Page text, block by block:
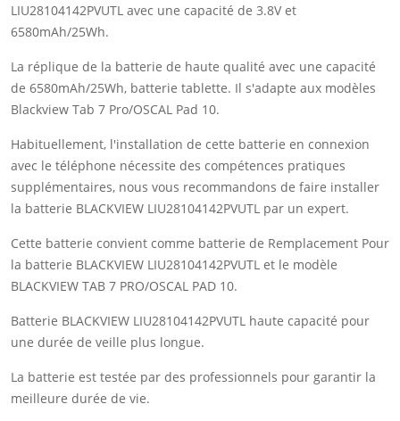
LIU28104142PVUTL avec une capacité de 3.8V et
6580mAh/25Wh.
La réplique de la batterie de haute qualité avec une capacité
de 6580mAh/25Wh, batterie tablette. Il s'adapte aux modèles
Blackview Tab 7 Pro/OSCAL Pad 10.
Habituellement, l'installation de cette batterie en connexion
avec le téléphone nécessite des compétences pratiques
supplémentaires, nous vous recommandons de faire installer
la batterie BLACKVIEW LIU28104142PVUTL par un expert.
Cette batterie convient comme batterie de Remplacement Pour
la batterie BLACKVIEW LIU28104142PVUTL et le modèle
BLACKVIEW TAB 7 PRO/OSCAL PAD 10.
Batterie BLACKVIEW LIU28104142PVUTL haute capacité pour
une durée de veille plus longue.
La batterie est testée par des professionnels pour garantir la
meilleure durée de vie.